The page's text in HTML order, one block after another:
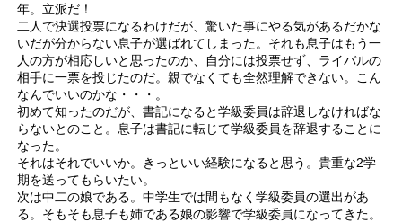
年。立派だ！
二人で決選投票になるわけだが、驚いた事にやる気があるだかな
いだが分からない息子が選ばれてしまった。それも息子はもう一
人の方が相応しいと思ったのか、自分には投票せず、ライバルの
相手に一票を投じたのだ。親でなくても全然理解できない。こん
なんでいいのかな・・・。
初めて知ったのだが、書記になると学級委員は辞退しなければな
らないとのこと。息子は書記に転じて学級委員を辞退することに
なった。
それはそれでいいか。きっといい経験になると思う。貴重な2学
期を送ってもらいたい。
次は中二の娘である。中学生では間もなく学級委員の選出があ
る。そもそも息子も姉である娘の影響で学級委員になってきた。